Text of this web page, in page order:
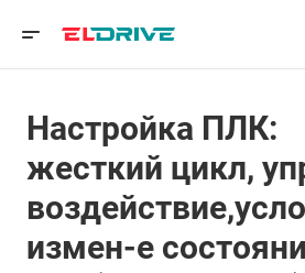
Настройка ПЛК:
жесткий цикл,
измен-е